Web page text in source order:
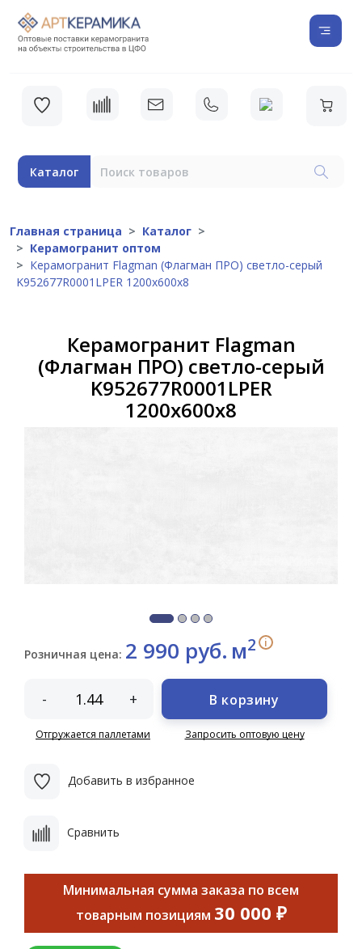
Каталог
Главная страница
Каталог
Керамогранит оптом
Керамогранит Flagman (Флагман ПРО) светло-серый
K952677R0001LPER 1200х600х8
Керамогранит Flagman
(Флагман ПРО) светло-серый
K952677R0001LPER
1200х600х8
Розничная цена: 2 990 руб. м2 i
- +
Отгружается паллетами
В корзину
Запросить оптовую цену
Добавить в избранное
Сравнить
Минимальная сумма заказа по всем
товарным позициям 30 000 ₽